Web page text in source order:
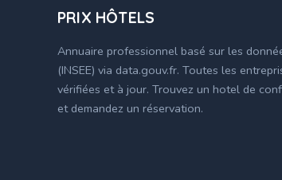
PRIX HÔTELS
Annuaire professionnel basé sur les
(INSEE) via data.gouv.fr. Toutes les
vérifiées et à jour. Trouvez un hotel de
et demandez un réservation.